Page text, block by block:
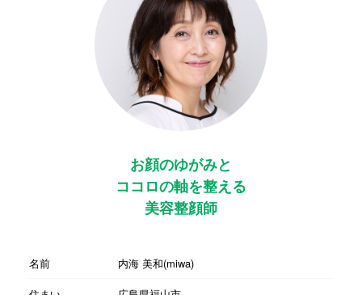
お顔のゆがみと
ココロの軸を整える
美容整顔師
名前
内海 美和(miwa)